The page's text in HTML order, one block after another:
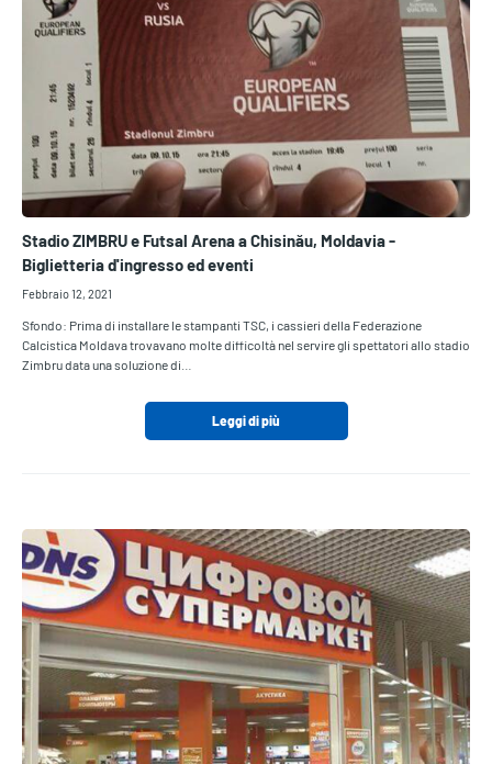
Stadio ZIMBRU e Futsal Arena a Chisinău, Moldavia -
Biglietteria d'ingresso ed eventi
Febbraio 12, 2021
Sfondo: Prima di installare le stampanti TSC, i cassieri della Federazione
Calcistica Moldava trovavano molte difficoltà nel servire gli spettatori allo stadio
Zimbru data una soluzione di…
Leggi di più